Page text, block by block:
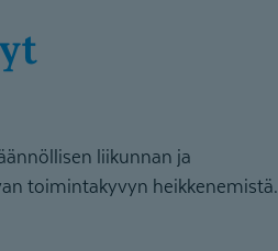
liikunnan ja
toimintakyvyn heikkenemistä.